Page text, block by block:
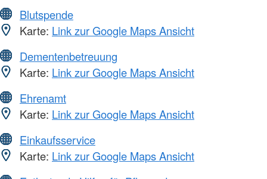
Blutspende
Karte: Link zur Google Maps Ansicht
Dementenbetreuung
Karte: Link zur Google Maps Ansicht
Ehrenamt
Karte: Link zur Google Maps Ansicht
Einkaufsservice
Karte: Link zur Google Maps Ansicht